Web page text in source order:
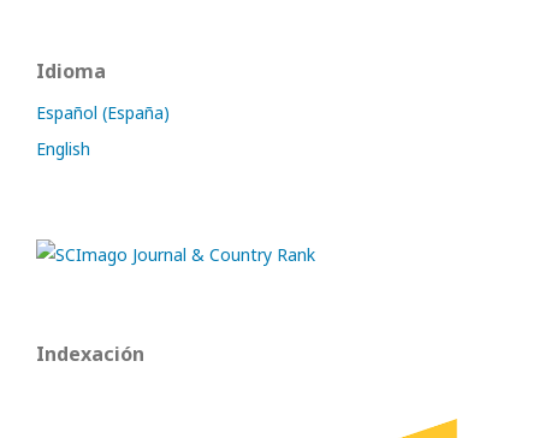
Idioma
Español (España)
English
Indexación